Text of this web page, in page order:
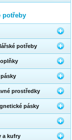
potřeby
potřeby
prostředky
pásky
a kufry